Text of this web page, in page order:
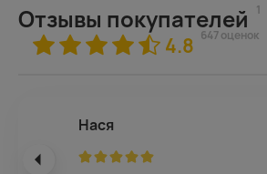
Отзывы покупателей 1
4.8 647 оценок
Нася